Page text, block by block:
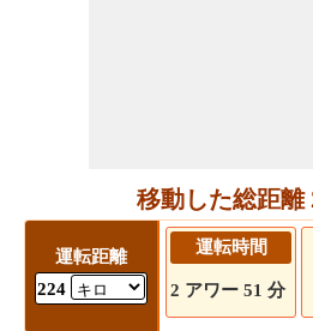
移動した総距離
運転距離
224
運転時間
2 アワー 51 分